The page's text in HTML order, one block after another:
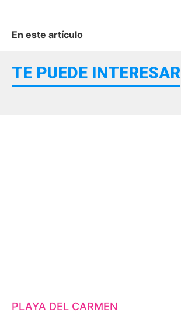
En este artículo
TE PUEDE INTERESAR
PLAYA DEL CARMEN